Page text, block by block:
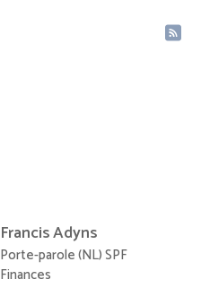
FrancisAdyns
Porte-parole (NL) SPF
Finances